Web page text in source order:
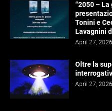
“2050 – La
Tonini e
Lavagnini
April 27, 2026
Oltre la
April 27, 2026